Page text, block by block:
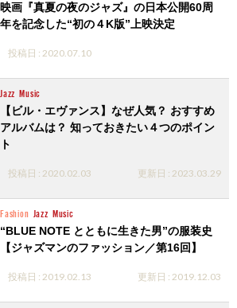
映画『真夏の夜のジャズ』の日本公開60周
年を記念した“初の４K版”上映決定
投稿日 : 2020.07.10
Jazz Music
【ビル・エヴァンス】なぜ人気？ おすすめ
アルバムは？ 知っておきたい４つのポイン
ト
投稿日 : 2020.02.03 更新日 : 2023.03.29
Fashion Jazz Music
“BLUE NOTE とともに生きた男”の服装史
【ジャズマンのファッション／第16回】
投稿日 : 2019.02.13 更新日 : 2019.12.03